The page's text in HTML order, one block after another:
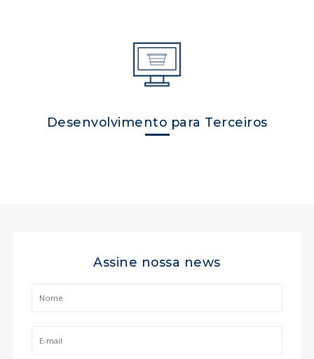
Desenvolvimento para Terceiros
Assine nossa news